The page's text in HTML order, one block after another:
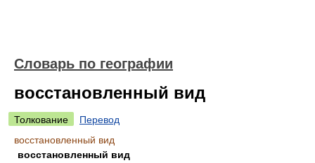
Словарь по географии
восстановленный вид
Толкование
Перевод
восстановленный вид
восстановленный вид